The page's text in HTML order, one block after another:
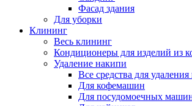
Фасад здания
Для уборки
Клининг
Весь клининг
Кондиционеры для изделий из
Удаление накипи
Все средства для
Для кофемашин
Для посудомоечных